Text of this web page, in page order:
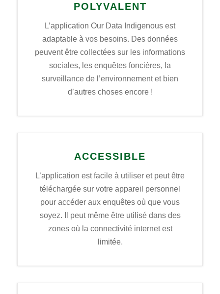
POLYVALENT
L’application Our Data Indigenous est
adaptable à vos besoins. Des données
peuvent être collectées sur les informations
sociales, les enquêtes foncières, la
surveillance de l’environnement et bien
d’autres choses encore !
ACCESSIBLE
L’application est facile à utiliser et peut être
téléchargée sur votre appareil personnel
pour accéder aux enquêtes où que vous
soyez. Il peut même être utilisé dans des
zones où la connectivité internet est
limitée.